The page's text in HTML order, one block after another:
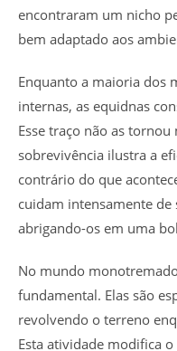
encontraram um nicho
bem adaptado aos
Enquanto a maioria dos
internas, as equidnas
Esse traço não as
sobrevivência ilustra a
contrário do que
cuidam intensamente de
abrigando-os em uma
No mundo
fundamental. Elas são
revolvendo o terreno
Esta atividade modifica